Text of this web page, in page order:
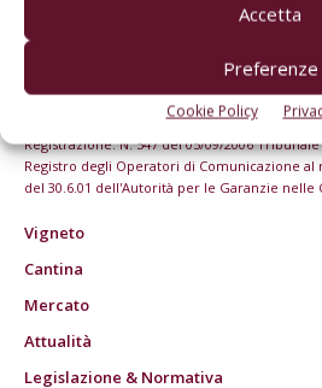
Accetta
Preferenze
Cookie Policy
© Tecniche Nuove Spa. Tutti i diritti riservati.
20157 Milano | Codice fiscale, Partita IVA e
imprese di Milano: 00753480151
Registrazione: N. 547 del 05/09/2006
Registro degli Operatori di Comunicazione al
del 30.6.01 dell'Autorità per le Garanzie nelle
Vigneto
Cantina
Mercato
Attualità
Legislazione & Normativa